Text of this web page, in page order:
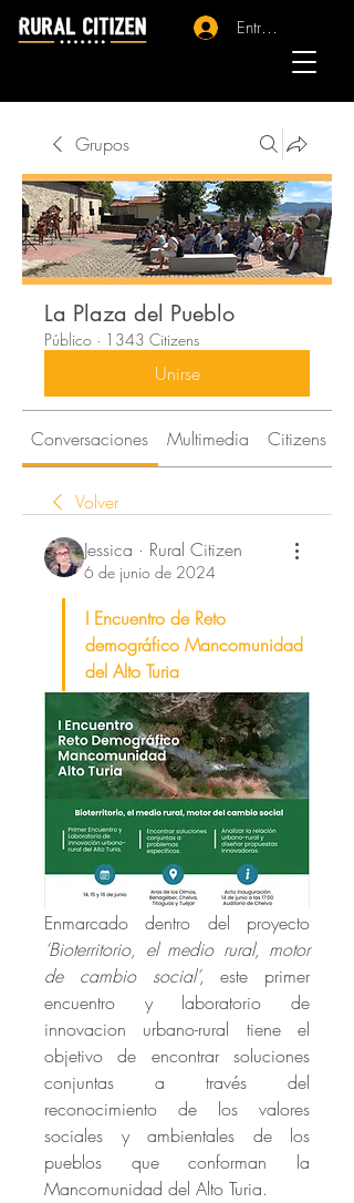
Entrar - Registro
Grupos
La Plaza del Pueblo
Público · 1343 Citizens
Unirse
Conversaciones Multimedia Citizens
Volver
Jessica · Rural Citizen
6 de junio de 2024
I Encuentro de Reto
demográfico Mancomunidad
del Alto Turia
‘Bioterritorio, el medio rural, motor
de cambio social’, este primer
encuentro y laboratorio de
innovacion urbano-rural tiene el
objetivo de encontrar soluciones
conjuntas a través del
reconocimiento de los valores
sociales y ambientales de los
pueblos que conforman la
Mancomunidad del Alto Turia.